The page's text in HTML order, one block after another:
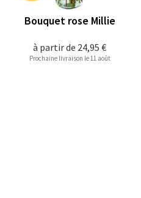
à partir de 24,95 €
Bouquet rose Millie
Prochaine livraison le 11 août